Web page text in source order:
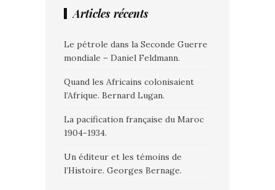
Articles récents
Le pétrole dans la Seconde Guerre
mondiale – Daniel Feldmann.
Quand les Africains colonisaient
l’Afrique. Bernard Lugan.
La pacification française du Maroc
1904-1934.
Un éditeur et les témoins de
l’Histoire. Georges Bernage.